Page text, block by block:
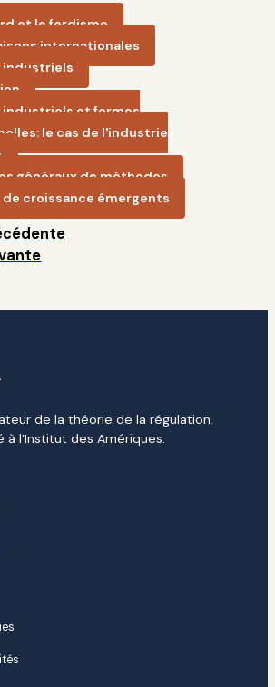
et le fordisme
internationales
industriels
industriels et formes
le cas de l'industrie
généraux de méthodes
de croissance émergents
de la théorie de la régulation.
à l’Institut des Amériques.